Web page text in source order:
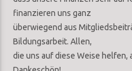
finanzieren uns ganz
überwiegend aus
Bildungsarbeit. Allen,
die uns auf diese Weise